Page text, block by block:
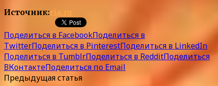
Источник:ria.ru
Поделиться в FacebookПоделиться в
TwitterПоделиться в PinterestПоделиться в LinkedIn
Поделиться в TumblrПоделиться в RedditПоделиться
ВКонтактеПоделиться по Email
Предыдущая статья